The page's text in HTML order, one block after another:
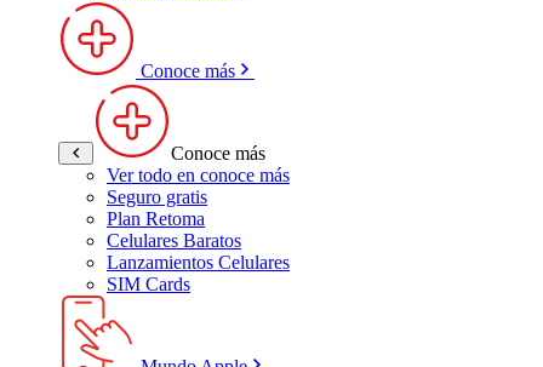
Conoce más
Conoce más
Ver todo en conoce más
Seguro gratis
Plan Retoma
Celulares Baratos
Lanzamientos Celulares
SIM Cards